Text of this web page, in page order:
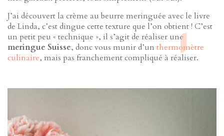
J’ai découvert la crème au beurre meringuée avec le livre
de Linda, c’est dingue cette texture que l’on obtient ! C’est
un petit peu « technique », il s’agit de réaliser une
meringue Suisse, donc vous munir d’un thermomètre
culinaire, mais pas franchement compliqué à réaliser.